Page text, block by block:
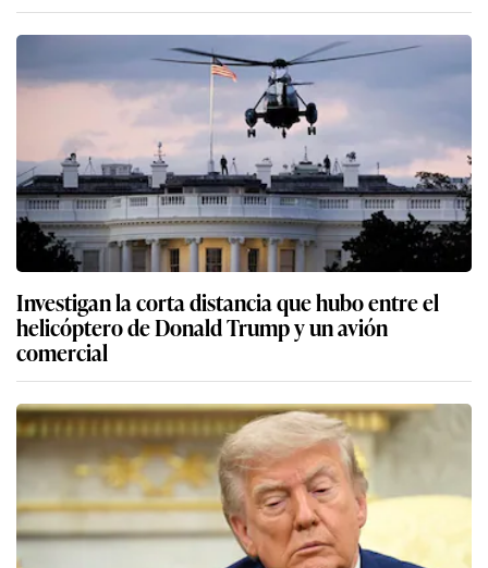
Investigan la corta distancia que hubo entre el
helicóptero de Donald Trump y un avión
comercial